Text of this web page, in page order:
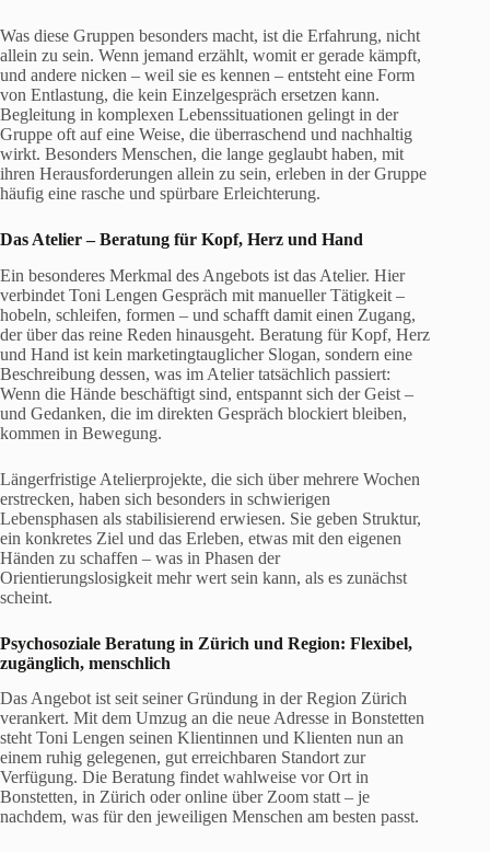
Was diese Gruppen besonders macht, ist die Erfahrung, nicht
allein zu sein. Wenn jemand erzählt, womit er gerade kämpft,
und andere nicken – weil sie es kennen – entsteht eine Form
von Entlastung, die kein Einzelgespräch ersetzen kann.
Begleitung in komplexen Lebenssituationen gelingt in der
Gruppe oft auf eine Weise, die überraschend und nachhaltig
wirkt. Besonders Menschen, die lange geglaubt haben, mit
ihren Herausforderungen allein zu sein, erleben in der Gruppe
häufig eine rasche und spürbare Erleichterung.
Das Atelier –Beratung für Kopf, Herz und Hand
Ein besonderes Merkmal des Angebots ist das Atelier. Hier
verbindet Toni Lengen Gespräch mit manueller Tätigkeit –
hobeln, schleifen, formen – und schafft damit einen Zugang,
der über das reine Reden hinausgeht. Beratung für Kopf, Herz
und Hand ist kein marketingtauglicher Slogan, sondern eine
Beschreibung dessen, was im Atelier tatsächlich passiert:
Wenn die Hände beschäftigt sind, entspannt sich der Geist –
und Gedanken, die im direkten Gespräch blockiert bleiben,
kommen in Bewegung.
Längerfristige Atelierprojekte, die sich über mehrere Wochen
erstrecken, haben sich besonders in schwierigen
Lebensphasen als stabilisierend erwiesen. Sie geben Struktur,
ein konkretes Ziel und das Erleben, etwas mit den eigenen
Händen zu schaffen – was in Phasen der
Orientierungslosigkeit mehr wert sein kann, als es zunächst
scheint.
Psychosoziale Beratung in Zürich und Region: Flexibel,
zugänglich, menschlich
Das Angebot ist seit seiner Gründung in der Region Zürich
verankert. Mit dem Umzug an die neue Adresse in Bonstetten
steht Toni Lengen seinen Klientinnen und Klienten nun an
einem ruhig gelegenen, gut erreichbaren Standort zur
Verfügung. Die Beratung findet wahlweise vor Ort in
Bonstetten, in Zürich oder online über Zoom statt – je
nachdem, was für den jeweiligen Menschen am besten passt.